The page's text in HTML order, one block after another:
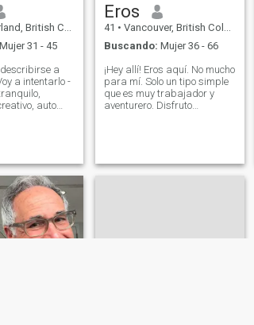
Columbia, Canadá
Mujer 31 - 45
a
a intentarlo -
auto
gustan los
no me
¡lo
cocinar y
limpio y
gusta el
Eros
41 • Vancouver, British Columbia, Canadá
Buscando: Mujer 36 - 66
¡Hey allí! Eros aquí. No mucho
para mí. Solo un tipo simple
que es muy trabajador y
aventurero. Disfruto
admiración de diferentes
charlar y ver cómo va!